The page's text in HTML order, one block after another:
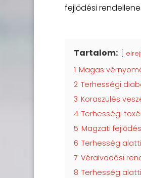
fejlődési
Tartalom:
1 Magas
2 Terhességi
3 Koraszülés
4 Terhességi
5 Magzati
6 Terhesség
7 Véralvadási
8 Terhesség